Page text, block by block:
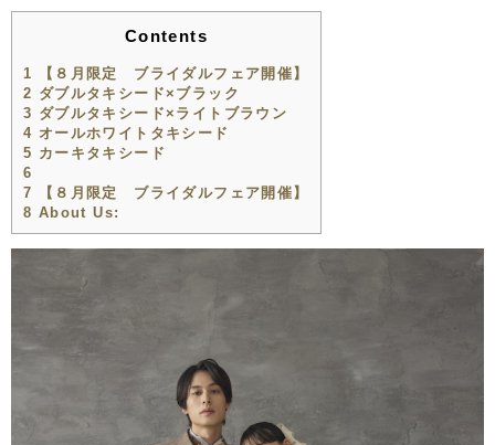
Contents
1 【８月限定 ブライダルフェア開催】
2 ダブルタキシード×ブラック
3 ダブルタキシード×ライトブラウン
4 オールホワイトタキシード
5 カーキタキシード
6
7 【８月限定 ブライダルフェア開催】
8 About Us: